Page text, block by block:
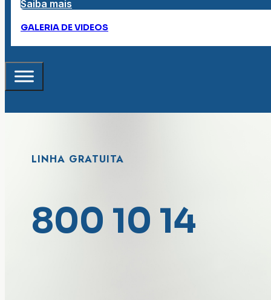
Saiba mais
GALERIA DE VIDEOS
LINHA GRATUITA
800 10 14